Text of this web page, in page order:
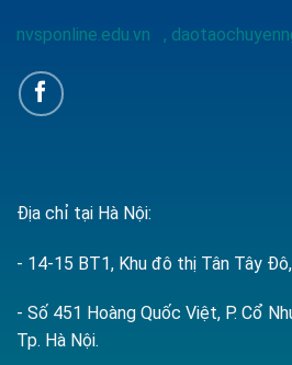
nvsponline.edu.vn ,
Địa chỉ tại Hà Nội:
- 14-15 BT1, Khu đô thị Tân Tây
- Số 451 Hoàng Quốc Việt, P. Cổ
Tp. Hà Nội.